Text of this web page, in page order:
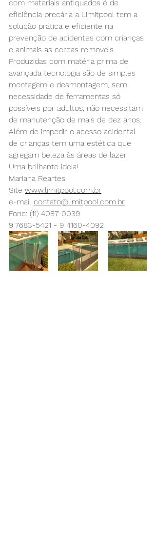
com materiais antiquados é de
eficiência precária a Limitpool tem a
solução prática e eficiente na
prevenção de acidentes com crianças
e animais as cercas removeis.
Produzidas com matéria prima de
avançada tecnologia são de simples
montagem e desmontagem, sem
necessidade de ferramentas só
possíveis por adultos, não necessitam
de manutenção de mais de dez anos.
Além de impedir o acesso acidental
de crianças tem uma estética que
agregam beleza às áreas de lazer.
Uma brilhante ideia!
Mariana Reartes
Site www.limitpool.com.br
e-mail contato@limitpool.com.br
Fone: (11) 4087-0039
9 7683-5421 - 9 4160-4092